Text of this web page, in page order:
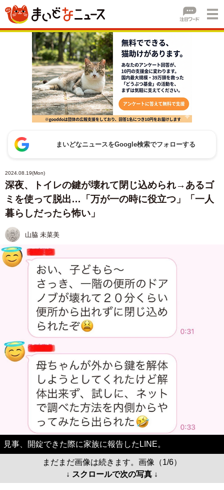
まいどなニュースをGoogle検索でフォローする
2024.08.19(Mon)
深夜、トイレの鍵が壊れて閉じ込められ→あるゴ
ミを使って脱出…「万が一の時に役立つ」「一人
暮らしだったら怖い」
山脇 未菜美
見事、開錠できた際に家族に報告したLINE。
まだまだ画像は続きます。画像（1/6）
↓ スクロールで次の写真 ↓